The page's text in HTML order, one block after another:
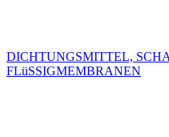
DICHTUNGSMITTEL,
FLüSSIGMEMBRANEN